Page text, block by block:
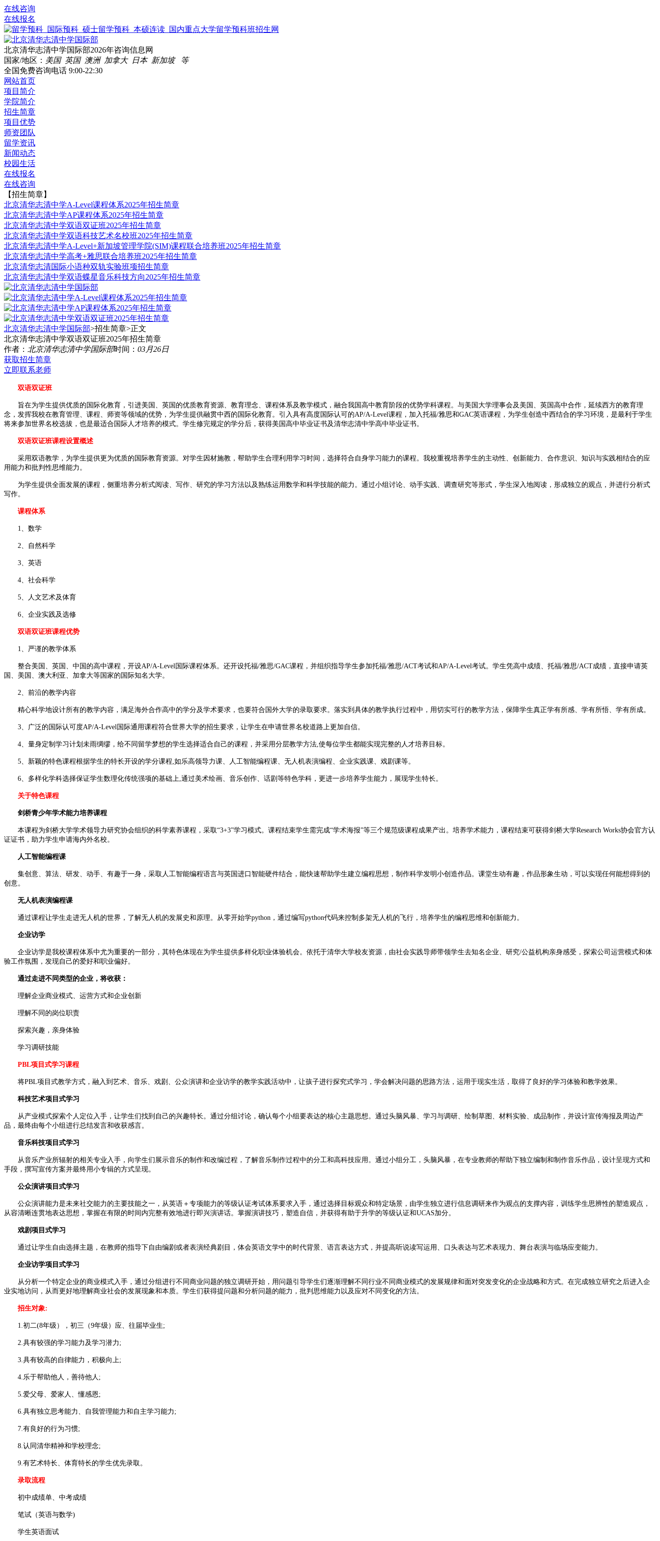
在线咨询
在线报名
北京清华志清中学国际部2026年咨询信息网
国家/地区： 美国 英国 澳洲 加拿大 日本 新加坡 等
全国免费咨询电话 9:00-22:30
网站首页
项目简介
学院简介
招生简章
项目优势
师资团队
留学资讯
新闻动态
校园生活
在线报名
在线咨询
【招生简章】
北京清华志清中学A-Level课程体系2025年招生简章
北京清华志清中学AP课程体系2025年招生简章
北京清华志清中学双语双证班2025年招生简章
北京清华志清中学双语科技艺术名校班2025年招生简章
北京清华志清中学A-Level+新加坡管理学院(SIM)课程联合培养班2025年招生简章
北京清华志清中学高考+雅思联合培养班2025年招生简章
北京清华志清国际小语种双轨实验班项招生简章
北京清华志清中学双语蝶星音乐科技方向2025年招生简章
北京清华志清中学国际部>招生简章>正文
北京清华志清中学双语双证班2025年招生简章
作者： 北京清华志清中学国际部时间： 03月26日
获取招生简章
立即联系老师
双语双证班
旨在为学生提供优质的国际化教育，引进美国、英国的优质教育资源、教育理念、课程体系及教学模式，融合我国高中教育阶段的优势学科课程。与美国大学理事会及美国、英国高中合作，延续西方的教育理
念，发挥我校在教育管理、课程、师资等领域的优势，为学生提供融贯中西的国际化教育。引入具有高度国际认可的AP/A-Level课程，加入托福/雅思和GAC英语课程，为学生创造中西结合的学习环境，是最利于学生
将来参加世界名校选拔，也是最适合国际人才培养的模式。学生修完规定的学分后，获得美国高中毕业证书及清华志清中学高中毕业证书。
双语双证班课程设置概述
采用双语教学，为学生提供更为优质的国际教育资源。对学生因材施教，帮助学生合理利用学习时间，选择符合自身学习能力的课程。我校重视培养学生的主动性、创新能力、合作意识、知识与实践相结合的应
用能力和批判性思维能力。
为学生提供全面发展的课程，侧重培养分析式阅读、写作、研究的学习方法以及熟练运用数学和科学技能的能力。通过小组讨论、动手实践、调查研究等形式，学生深入地阅读，形成独立的观点，并进行分析式
写作。
课程体系
1、数学
2、自然科学
3、英语
4、社会科学
5、人文艺术及体育
6、企业实践及选修
双语双证班课程优势
1、严谨的教学体系
整合美国、英国、中国的高中课程，开设AP/A-Level国际课程体系。还开设托福/雅思/GAC课程，并组织指导学生参加托福/雅思/ACT考试和AP/A-Level考试。学生凭高中成绩、托福/雅思/ACT成绩，直接申请英
国、美国、澳大利亚、加拿大等国家的国际知名大学。
2、前沿的教学内容
精心科学地设计所有的教学内容，满足海外合作高中的学分及学术要求，也要符合国外大学的录取要求。落实到具体的教学执行过程中，用切实可行的教学方法，保障学生真正学有所感、学有所悟、学有所成。
3、广泛的国际认可度AP/A-Level国际通用课程符合世界大学的招生要求，让学生在申请世界名校道路上更加自信。
4、量身定制学习计划未雨绸缪，给不同留学梦想的学生选择适合自己的课程，并采用分层教学方法,使每位学生都能实现完整的人才培养目标。
5、新颖的特色课程根据学生的特长开设的学分课程,如乐高领导力课、人工智能编程课、无人机表演编程、企业实践课、戏剧课等。
6、多样化学科选择保证学生数理化传统强项的基础上,通过美术绘画、音乐创作、话剧等特色学科，更进一步培养学生能力，展现学生特长。
关于特色课程
剑桥青少年学术能力培养课程
本课程为剑桥大学学术领导力研究协会组织的科学素养课程，采取“3+3”学习模式。课程结束学生需完成“学术海报”等三个规范级课程成果产出。培养学术能力，课程结束可获得剑桥大学Research Works协会官方认
证证书，助力学生申请海内外名校。
人工智能编程课
集创意、算法、研发、动手、有趣于一身，采取人工智能编程语言与英国进口智能硬件结合，能快速帮助学生建立编程思想，制作科学发明小创造作品。课堂生动有趣，作品形象生动，可以实现任何能想得到的
创意。
无人机表演编程课
通过课程让学生走进无人机的世界，了解无人机的发展史和原理。从零开始学python，通过编写python代码来控制多架无人机的飞行，培养学生的编程思维和创新能力。
企业访学
企业访学是我校课程体系中尤为重要的一部分，其特色体现在为学生提供多样化职业体验机会。依托于清华大学校友资源，由社会实践导师带领学生去知名企业、研究/公益机构亲身感受，探索公司运营模式和体
验工作氛围，发现自己的爱好和职业偏好。
通过走进不同类型的企业，将收获：
理解企业商业模式、运营方式和企业创新
理解不同的岗位职责
探索兴趣，亲身体验
学习调研技能
PBL项目式学习课程
将PBL项目式教学方式，融入到艺术、音乐、戏剧、公众演讲和企业访学的教学实践活动中，让孩子进行探究式学习，学会解决问题的思路方法，运用于现实生活，取得了良好的学习体验和教学效果。
科技艺术项目式学习
从产业模式探索个人定位入手，让学生们找到自己的兴趣特长。通过分组讨论，确认每个小组要表达的核心主题思想。通过头脑风暴、学习与调研、绘制草图、材料实验、成品制作，并设计宣传海报及周边产
品，最终由每个小组进行总结发言和收获感言。
音乐科技项目式学习
从音乐产业所辐射的相关专业入手，向学生们展示音乐的制作和改编过程，了解音乐制作过程中的分工和高科技应用。通过小组分工，头脑风暴，在专业教师的帮助下独立编制和制作音乐作品，设计呈现方式和
手段，撰写宣传方案并最终用小专辑的方式呈现。
公众演讲项目式学习
公众演讲能力是未来社交能力的主要技能之一，从英语＋专项能力的等级认证考试体系要求入手，通过选择目标观众和特定场景，由学生独立进行信息调研来作为观点的支撑内容，训练学生思辨性的塑造观点，
从容清晰连贯地表达思想，掌握在有限的时间内完整有效地进行即兴演讲话。掌握演讲技巧，塑造自信，并获得有助于升学的等级认证和UCAS加分。
戏剧项目式学习
通过让学生自由选择主题，在教师的指导下自由编剧或者表演经典剧目，体会英语文学中的时代背景、语言表达方式，并提高听说读写运用、口头表达与艺术表现力、舞台表演与临场应变能力。
企业访学项目式学习
从分析一个特定企业的商业模式入手，通过分组进行不同商业问题的独立调研开始，用问题引导学生们逐渐理解不同行业不同商业模式的发展规律和面对突发变化的企业战略和方式。在完成独立研究之后进入企
业实地访问，从而更好地理解商业社会的发展现象和本质。学生们获得提问题和分析问题的能力，批判思维能力以及应对不同变化的方法。
招生对象:
1.初二(8年级），初三（9年级）应、往届毕业生;
2.具有较强的学习能力及学习潜力;
3.具有较高的自律能力，积极向上;
4.乐于帮助他人，善待他人;
5.爱父母、爱家人、懂感恩;
6.具有独立思考能力、自我管理能力和自主学习能力;
7.有良好的行为习惯;
8.认同清华精神和学校理念;
9.有艺术特长、体育特长的学生优先录取。
录取流程
初中成绩单、中考成绩
笔试（英语与数学)
学生英语面试